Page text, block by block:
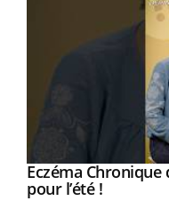
Youtube
Eczéma
pour l’été !Youtube